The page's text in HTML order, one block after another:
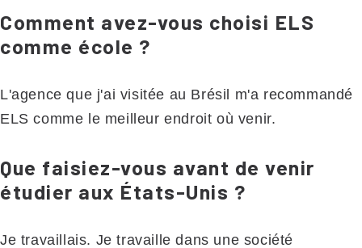
Comment avez-vous choisi ELS
comme école ?
L'agence que j'ai visitée au Brésil m'a recommandé
ELS comme le meilleur endroit où venir.
Que faisiez-vous avant de venir
étudier aux États-Unis ?
Je travaillais. Je travaille dans une société